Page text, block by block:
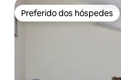
Preferido dos hóspedes
Preferido dos hóspedes